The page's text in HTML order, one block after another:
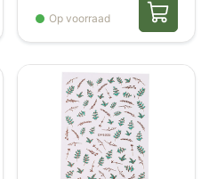
Op voorraad